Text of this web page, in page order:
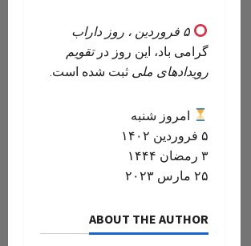
۵ فروردین ، روز داراب
گرامی‌ باد، این روز درتقویم
رویدادهای ملی ثبت شده است‌.
امروز شنبه
۵ فروردین ۱۴۰۲
۳ رمضان ۱۴۴۴
۲۵ مارس ۲۰۲۳
ABOUT THE AUTHOR